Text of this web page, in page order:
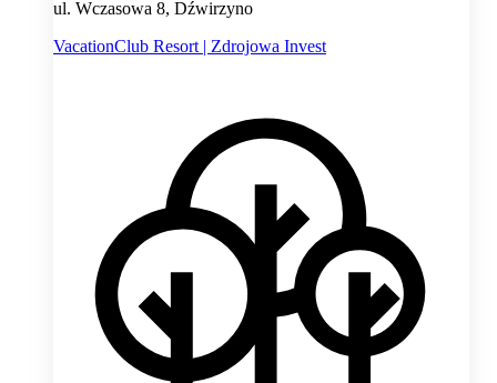
ul. Wczasowa 8, Dźwirzyno
VacationClub Resort | Zdrojowa Invest